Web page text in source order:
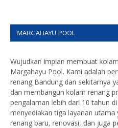
MARGAHAYU POOL
Wujudkan impian membuat
Margahayu Pool. Kami adalah
renang Bandung dan sekitarnya
dan membangun kolam renang
pengalaman lebih dari 10 tahun
menyediakan tiga layanan
renang baru, renovasi, dan juga